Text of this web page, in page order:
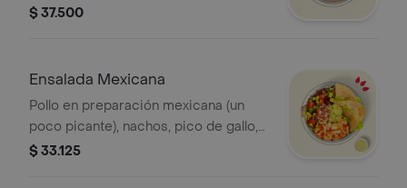
integral y salsa MUY, * La bebida tiene
$ 37.500
Ensalada Mexicana
Pollo en preparación mexicana (un
poco picante), nachos, pico de gallo,
guacamole,mozzarella,maíz, lechuga y
$ 33.125